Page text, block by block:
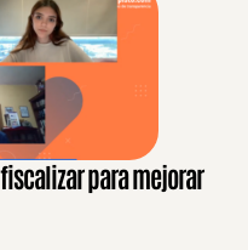
para mejorar